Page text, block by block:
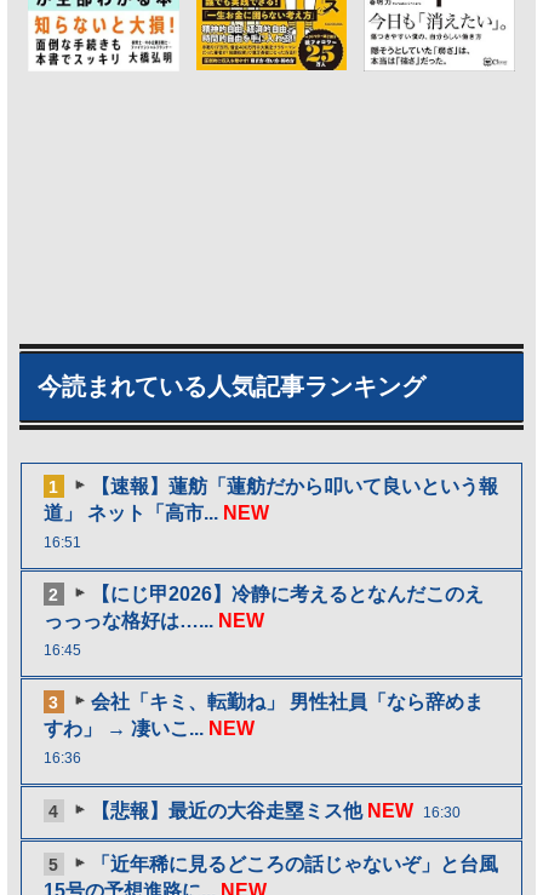
今読まれている人気記事ランキング
1
【速報】蓮舫「蓮舫だから叩いて良いという報
道」 ネット「高市... NEW
16:51
2
【にじ甲2026】冷静に考えるとなんだこのえ
っっっな格好は…... NEW
16:45
3
会社「キミ、転勤ね」 男性社員「なら辞めま
すわ」 → 凄いこ... NEW
16:36
4 【悲報】最近の大谷走塁ミス他 NEW 16:30
5
「近年稀に見るどころの話じゃないぞ」と台風
15号の予想進路に... NEW